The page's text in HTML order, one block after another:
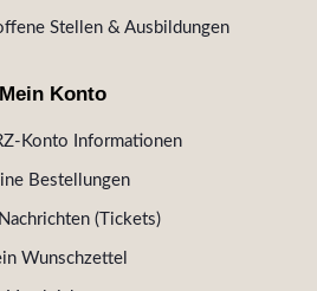
Stellen & Ausbildungen
Mein Konto
Konto Informationen
Bestellungen
(Tickets)
Wunschzettel